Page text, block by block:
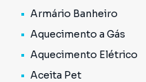
Armário Banheiro
Aquecimento a Gás
Aquecimento Elétrico
Aceita Pet